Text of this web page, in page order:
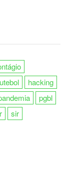
hacking
pgbl
sir